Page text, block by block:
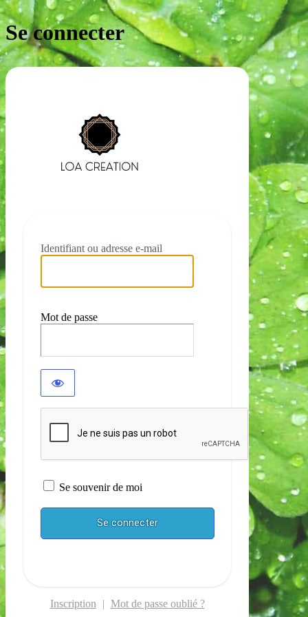
Se connecter
https://
Identifiant ou adresse e-mail
Mot de passe
Se souvenir de moi
Inscription | Mot de passe oublié ?